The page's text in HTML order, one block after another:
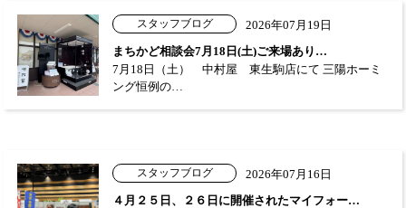
スタッフブログ
2026年07月19日
まちかど相談会7月18日(土)ご来場あり…
7月18日（土） 中村屋 東生駒店にて 三陽ホーミ
ング恒例の…
スタッフブログ
2026年07月16日
４月２５日、２６日に開催されたマイフォー…